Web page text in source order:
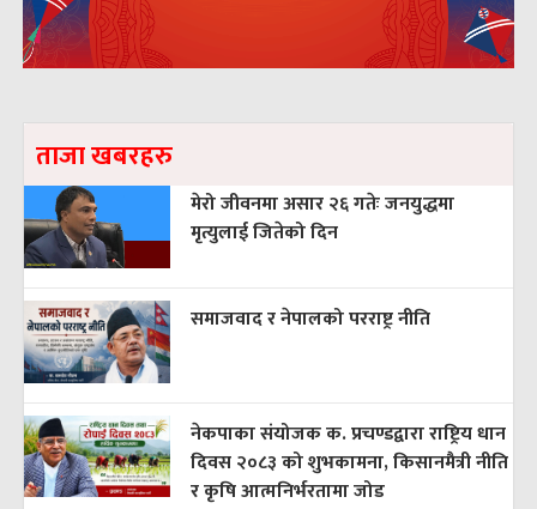
ताजा खबरहरु
मेरो जीवनमा असार २६ गतेः जनयुद्धमा
मृत्युलाई जितेको दिन
समाजवाद र नेपालको परराष्ट्र नीति
नेकपाका संयोजक क. प्रचण्डद्वारा राष्ट्रिय धान
दिवस २०८३ को शुभकामना, किसानमैत्री नीति
र कृषि आत्मनिर्भरतामा जोड